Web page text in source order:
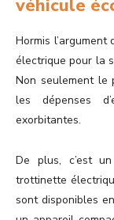
véhicule
Hormis
électrique pour la
Non seulement le
les dépenses
exorbitantes.
De plus, c’est
trottinette
sont disponibles